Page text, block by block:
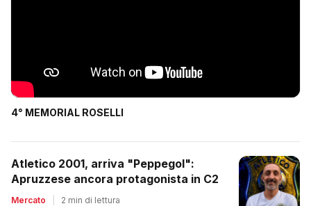
4° MEMORIAL ROSELLI
Atletico 2001, arriva "Peppegol":
Apruzzese ancora protagonista in C2
Mercato 2 min di lettura